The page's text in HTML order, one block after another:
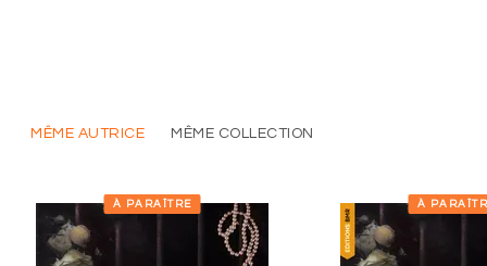
MÊME AUTRICE MÊME COLLECTION
À PARAÎTRE À